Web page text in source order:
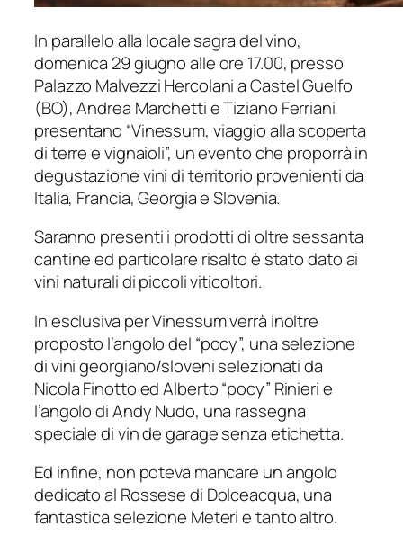
In parallelo alla locale sagra del vino,
domenica 29 giugno alle ore 17.00, presso
Palazzo Malvezzi Hercolani a Castel Guelfo
(BO), Andrea Marchetti e Tiziano Ferriani
presentano “Vinessum, viaggio alla scoperta
di terre e vignaioli”, un evento che proporrà in
degustazione vini di territorio provenienti da
Italia, Francia, Georgia e Slovenia.
Saranno presenti i prodotti di oltre sessanta
cantine ed particolare risalto è stato dato ai
vini naturali di piccoli viticoltori.
In esclusiva per Vinessum verrà inoltre
proposto l’angolo del “pocy”, una selezione
di vini georgiano/sloveni selezionati da
Nicola Finotto ed Alberto “pocy” Rinieri e
l’angolo di Andy Nudo, una rassegna
speciale di vin de garage senza etichetta.
Ed infine, non poteva mancare un angolo
dedicato al Rossese di Dolceacqua, una
fantastica selezione Meteri e tanto altro.